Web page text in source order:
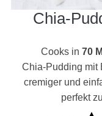
Chia-
Cooks in 70
Chia-Pudding mit
cremiger und
perfekt